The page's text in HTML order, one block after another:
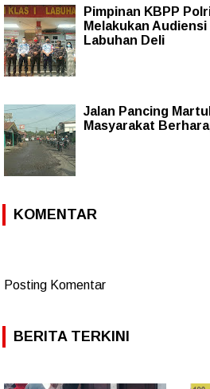
Pimpinan KBPP
Melakukan Audiensi
Labuhan Deli
Jalan Pancing
Masyarakat
KOMENTAR
Posting Komentar
BERITA TERKINI